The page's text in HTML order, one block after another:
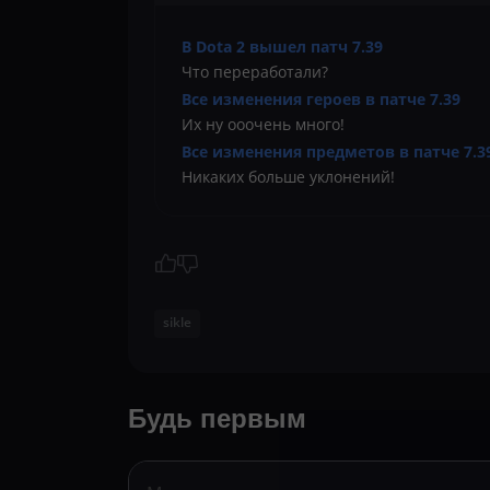
В Dota 2 вышел патч 7.39
Что переработали?
Все изменения героев в патче 7.39
Их ну ооочень много!
Все изменения предметов в патче
Никаких больше уклонений!
sikle
Будь первым